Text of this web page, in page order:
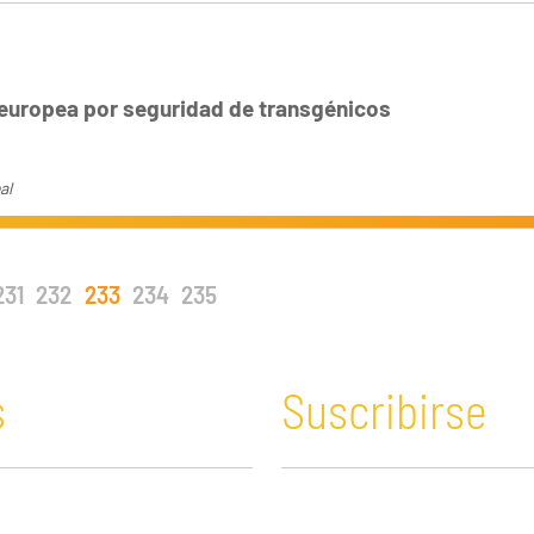
por seguridad de transgénicos
232 233 234 235
Suscribirse